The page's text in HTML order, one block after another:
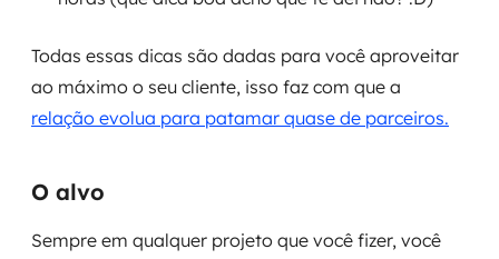
Todas essas dicas são dadas para você aproveitar
ao máximo o seu cliente, isso faz com que a
relação evolua para patamar quase de parceiros.
O alvo
Sempre em qualquer projeto que você fizer, você